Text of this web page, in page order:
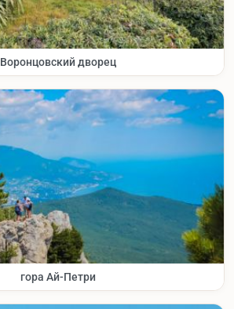
Воронцовский дворец
гора Ай-Петри